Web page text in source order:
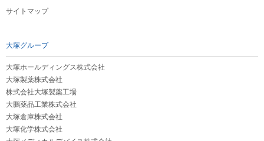
サイトマップ
大塚グループ
大塚ホールディングス株式会社
大塚製薬株式会社
株式会社大塚製薬工場
大鵬薬品工業株式会社
大塚倉庫株式会社
大塚化学株式会社